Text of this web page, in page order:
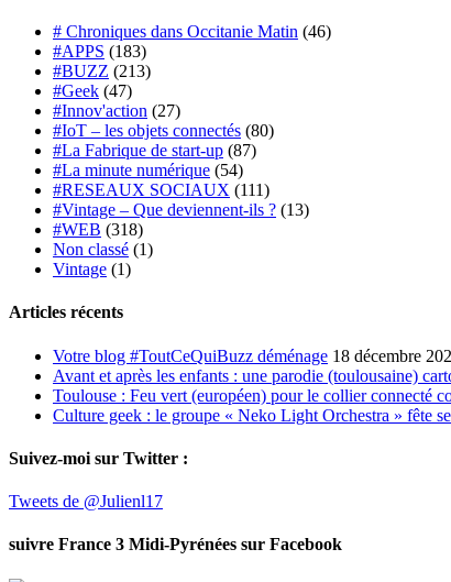
# Chroniques dans Occitanie Matin (46)
#APPS (183)
#BUZZ (213)
#Geek (47)
#Innov'action (27)
#IoT – les objets connectés (80)
#La Fabrique de start-up (87)
#La minute numérique (54)
#RESEAUX SOCIAUX (111)
#Vintage – Que deviennent-ils ? (13)
#WEB (318)
Non classé (1)
Vintage (1)
Articles récents
Votre blog #ToutCeQuiBuzz déménage 18 décembre
Avant et après les enfants : une parodie (toulousaine)
Toulouse : Feu vert (européen) pour le collier connecté
Culture geek : le groupe « Neko Light Orchestra » fête
Suivez-moi sur Twitter :
Tweets de @Julienl17
suivre France 3 Midi-Pyrénées sur Facebook